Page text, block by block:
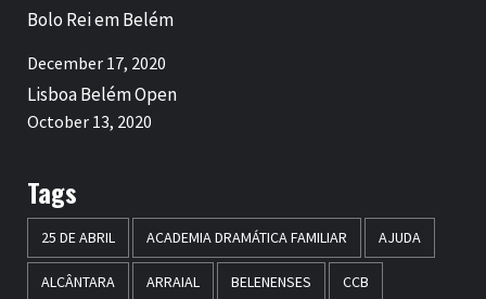
Bolo Rei em Belém
December 17, 2020
Lisboa Belém Open
October 13, 2020
Tags
25 DE ABRIL ACADEMIA DRAMÁTICA FAMILIAR AJUDA
ALCÂNTARA ARRAIAL BELENENSES CCB